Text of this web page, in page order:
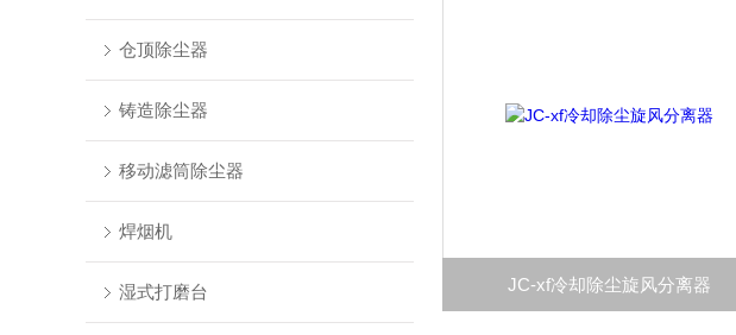
仓顶除尘器
铸造除尘器
移动滤筒除尘器
焊烟机
湿式打磨台 JC-xf冷却除尘旋风分离器